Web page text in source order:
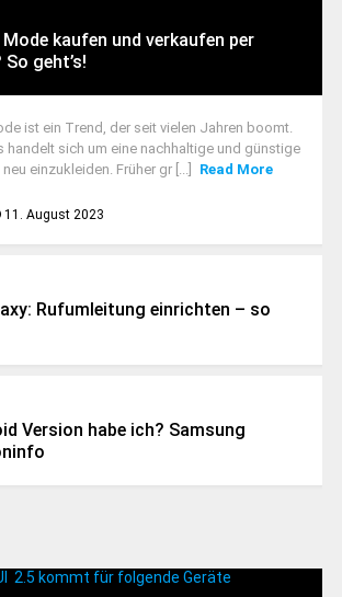
kaufen und verkaufen per
geht’s!
ist ein Trend, der seit vielen Jahren boomt.
handelt sich um eine nachhaltige und günstige
einzukleiden. Früher gr [...]
Read More
11. August 2023
Rufumleitung einrichten – so
Version habe ich? Samsung